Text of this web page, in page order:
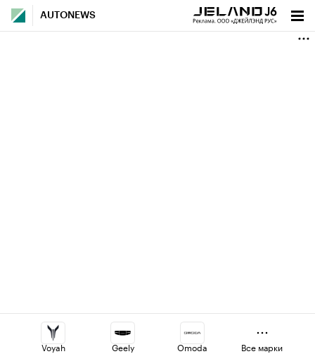
AUTONEWS
Voyah Geely Omoda Все марки